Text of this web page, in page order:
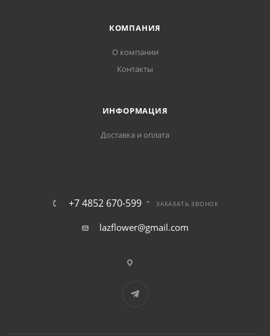
КОМПАНИЯ
О компании
Контакты
ИНФОРМАЦИЯ
Доставка и оплата
+7 4852 670-599 ЗАКАЗАТЬ ЗВОНОК
lazflower@gmail.com